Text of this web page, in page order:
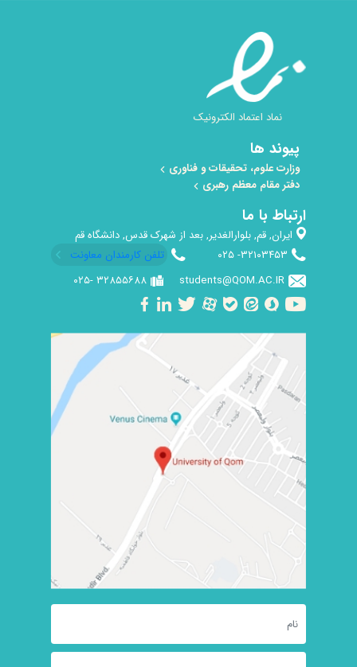
نماد اعتماد الکترونیک
پیوند ها
وزارت علوم، تحقیقات و فناوری
دفتر مقام معظم رهبری
ارتباط با ما
ایران, قم, بلوارالغدیر, بعد از شهرک قدس, دانشگاه قم
۳۲۱۰۳۴۵۳- ۰۲۵​
تلفن کارمندان معاونت
students@QOM.AC.IR
۳۲۸۵۵۶۸۸ -۰۲۵